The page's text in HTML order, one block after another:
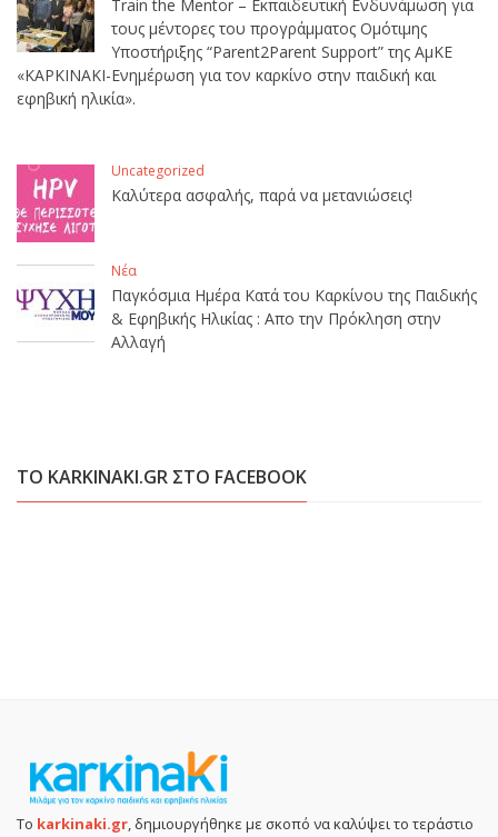
Train the Mentor – Εκπαιδευτική Ενδυνάμωση για
τους μέντορες του προγράμματος Ομότιμης
Υποστήριξης “Parent2Parent Support” της ΑμΚΕ
«ΚΑΡΚΙΝΑΚΙ-Ενημέρωση για τον καρκίνο στην παιδική και
εφηβική ηλικία».
Uncategorized
Καλύτερα ασφαλής, παρά να μετανιώσεις!
Νέα
Παγκόσμια Ημέρα Κατά του Καρκίνου της Παιδικής
& Εφηβικής Ηλικίας : Απο την Πρόκληση στην
Αλλαγή
ΤΟ KARKINAKI.GR ΣΤΟ FACEBOOK
Το karkinaki.gr, δημιουργήθηκε με σκοπό να καλύψει το τεράστιο